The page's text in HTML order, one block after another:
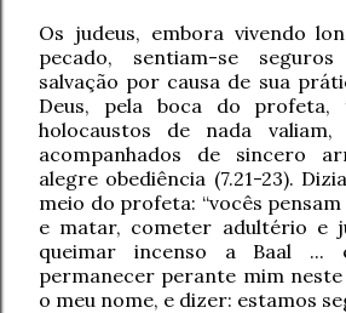
Os judeus, embora vivendo
pecado, sentiam-se
salvação por causa de sua
Deus, pela boca do profeta,
holocaustos de nada
acompanhados de sincero
alegre obediência (7.21-23).
meio do profeta: “vocês
e matar, cometer adultério e
queimar incenso a Baal
permanecer perante mim
o meu nome, e dizer: estamos